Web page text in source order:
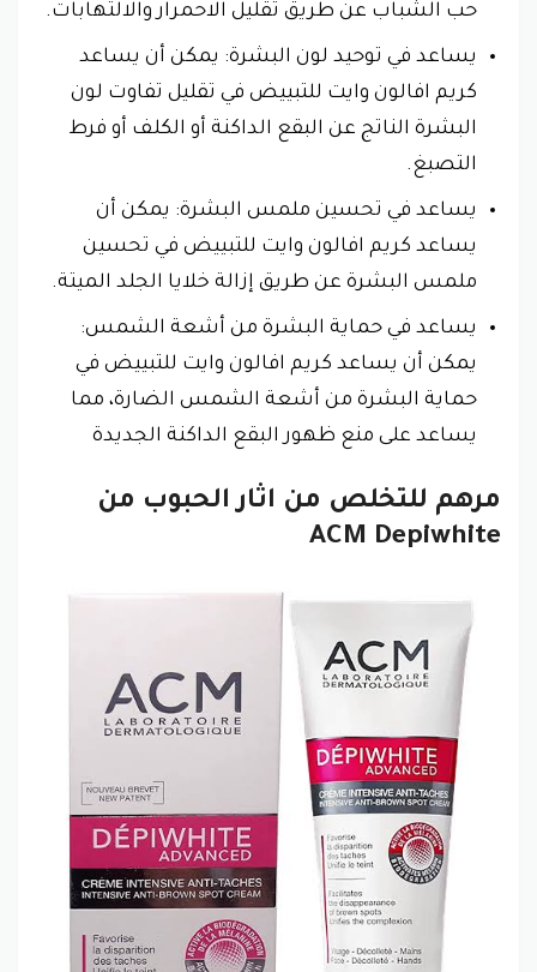
حب الشباب عن طريق تقليل الاحمرار والالتهابات.
يساعد في توحيد لون البشرة: يمكن أن يساعد
كريم افالون وايت للتبييض في تقليل تفاوت لون
البشرة الناتج عن البقع الداكنة أو الكلف أو فرط
التصبغ.
يساعد في تحسين ملمس البشرة: يمكن أن
يساعد كريم افالون وايت للتبييض في تحسين
ملمس البشرة عن طريق إزالة خلايا الجلد الميتة.
يساعد في حماية البشرة من أشعة الشمس:
يمكن أن يساعد كريم افالون وايت للتبييض في
حماية البشرة من أشعة الشمس الضارة، مما
يساعد على منع ظهور البقع الداكنة الجديدة
مرهم للتخلص من اثار الحبوب من
ACM Depiwhite